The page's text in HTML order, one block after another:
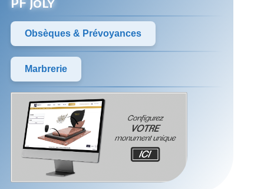
Obsèques & Prévoyances
Marbrerie